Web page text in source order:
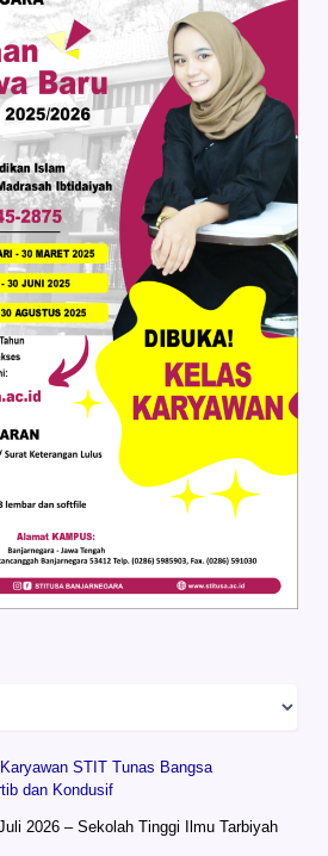
STIT Tunas Bangsa
dan Kondusif
2026 – Sekolah Tinggi Ilmu Tarbiyah